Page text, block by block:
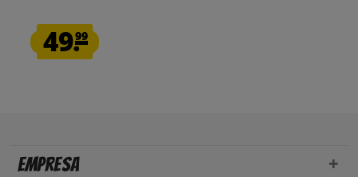
49.99
Empresa